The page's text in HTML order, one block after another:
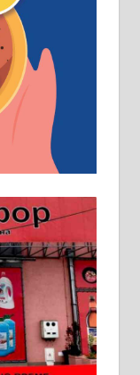
20
122 –
и
058
са Б